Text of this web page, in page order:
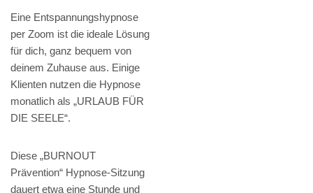
Eine Entspannungshypnose
per Zoom ist die ideale Lösung
für dich, ganz bequem von
deinem Zuhause aus. Einige
Klienten nutzen die Hypnose
monatlich als „URLAUB FÜR
DIE SEELE“.
Diese „BURNOUT
Prävention“ Hypnose-Sitzung
dauert etwa eine Stunde und